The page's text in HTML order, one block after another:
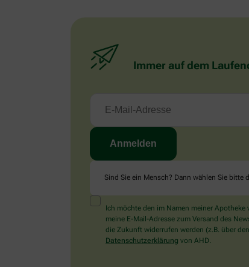
Immer auf dem
Sind Sie ein Mensch? Dann wählen Sie bitte
Ich möchte den im Namen meiner
meine E-Mail-Adresse zum Versand des
die Zukunft widerrufen werden (z.B. über
Datenschutzerklärung von AHD.